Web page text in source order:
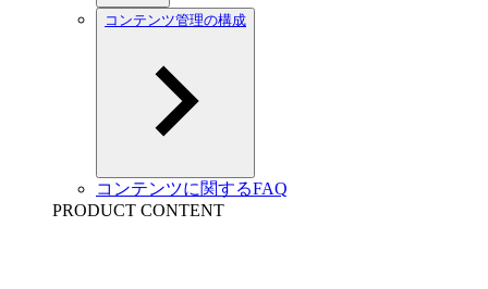
コンテンツ管理の構成
コンテンツに関するFAQ
PRODUCT CONTENT